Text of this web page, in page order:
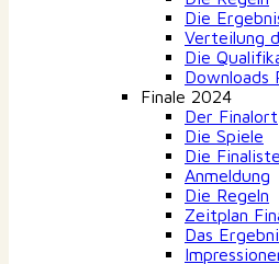
Die
Verteilung
Die
Downloads
Finale 2024
Der Finalort
Die Spiele
Die
Anmeldung
Die Regeln
Zeitplan
Das